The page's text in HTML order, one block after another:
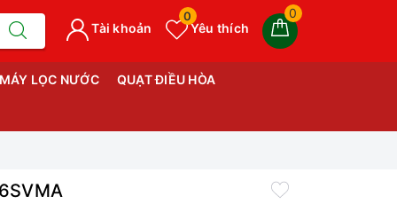
0
Yêu thích
0
Tài khoản
MÁY LỌC NƯỚC QUẠT ĐIỀU HÒA